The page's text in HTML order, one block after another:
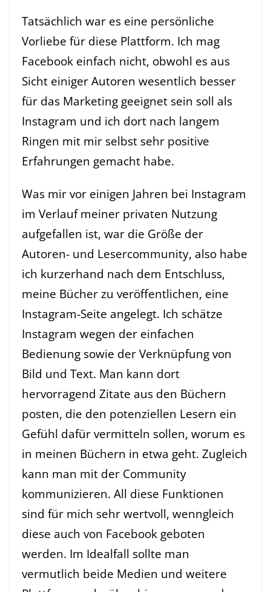
Tatsächlich war es eine persönliche
Vorliebe für diese Plattform. Ich mag
Facebook einfach nicht, obwohl es aus
Sicht einiger Autoren wesentlich besser
für das Marketing geeignet sein soll als
Instagram und ich dort nach langem
Ringen mit mir selbst sehr positive
Erfahrungen gemacht habe.
Was mir vor einigen Jahren bei Instagram
im Verlauf meiner privaten Nutzung
aufgefallen ist, war die Größe der
Autoren- und Lesercommunity, also habe
ich kurzerhand nach dem Entschluss,
meine Bücher zu veröffentlichen, eine
Instagram-Seite angelegt. Ich schätze
Instagram wegen der einfachen
Bedienung sowie der Verknüpfung von
Bild und Text. Man kann dort
hervorragend Zitate aus den Büchern
posten, die den potenziellen Lesern ein
Gefühl dafür vermitteln sollen, worum es
in meinen Büchern in etwa geht. Zugleich
kann man mit der Community
kommunizieren. All diese Funktionen
sind für mich sehr wertvoll, wenngleich
diese auch von Facebook geboten
werden. Im Idealfall sollte man
vermutlich beide Medien und weitere